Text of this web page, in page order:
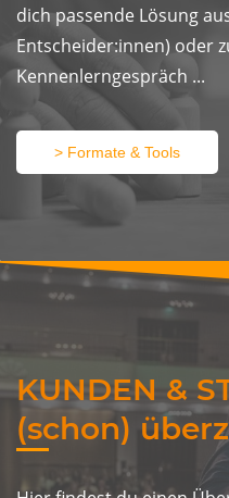
dich passende Lösung
Entscheider:innen) oder
Kennenlerngespräch ...
> Formate & Tools
KUNDEN &
(schon)